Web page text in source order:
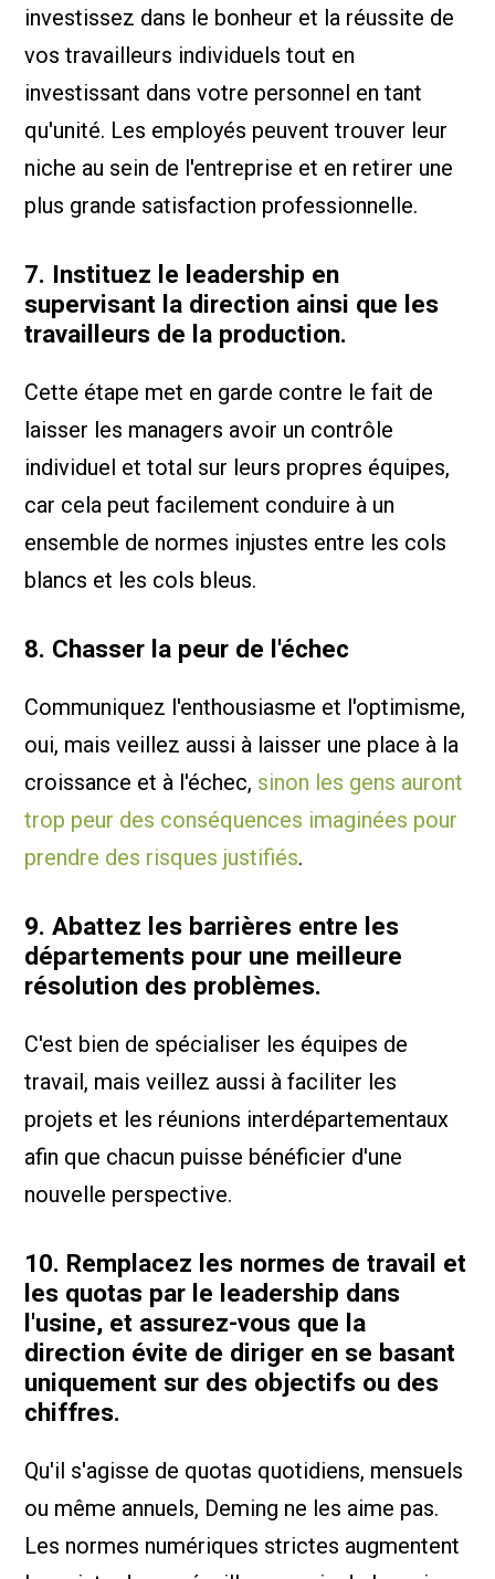
investissez dans le bonheur et la réussite de
vos travailleurs individuels tout en
investissant dans votre personnel en tant
qu'unité. Les employés peuvent trouver leur
niche au sein de l'entreprise et en retirer une
plus grande satisfaction professionnelle.
7. Instituez le leadership en
supervisant la direction ainsi que les
travailleurs de la production.
Cette étape met en garde contre le fait de
laisser les managers avoir un contrôle
individuel et total sur leurs propres équipes,
car cela peut facilement conduire à un
ensemble de normes injustes entre les cols
blancs et les cols bleus.
8. Chasser la peur de l'échec
Communiquez l'enthousiasme et l'optimisme,
oui, mais veillez aussi à laisser une place à la
croissance et à l'échec, sinon les gens auront
trop peur des conséquences imaginées pour
prendre des risques justifiés.
9. Abattez les barrières entre les
départements pour une meilleure
résolution des problèmes.
C'est bien de spécialiser les équipes de
travail, mais veillez aussi à faciliter les
projets et les réunions interdépartementaux
afin que chacun puisse bénéficier d'une
nouvelle perspective.
10. Remplacez les normes de travail et
les quotas par le leadership dans
l'usine, et assurez-vous que la
direction évite de diriger en se basant
uniquement sur des objectifs ou des
chiffres.
Qu'il s'agisse de quotas quotidiens, mensuels
ou même annuels, Deming ne les aime pas.
Les normes numériques strictes augmentent